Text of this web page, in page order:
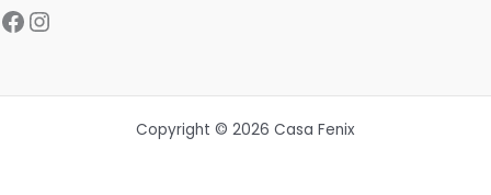
Facebook
Instagram
Copyright © 2026 Casa Fenix